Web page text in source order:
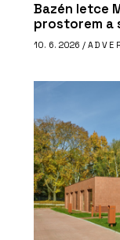
Bazén letce
prostorem a
10. 6. 2026 /